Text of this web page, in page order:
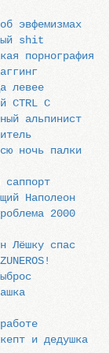
эвфемизмах
shit
порнография
левее
CTRL C
альпинист
ночь палки
саппорт
Наполеон
2000
Лёшку спас
и дедушка